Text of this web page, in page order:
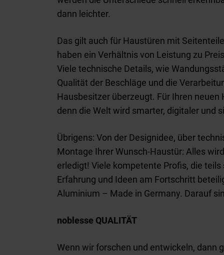
dann leichter.
Das gilt auch für Haustüren mit
haben ein Verhältnis von Leistung zu
Viele technische Details, wie
Qualität der Beschläge und die
Hausbesitzer überzeugt. Für Ihren
denn die Welt wird smarter, digitaler und
Übrigens: Von der Designidee, über
Montage Ihrer Wunsch-Haustür: Alles
erledigt! Viele kompetente Profis, die
Erfahrung und Ideen am Fortschritt
Aluminium – Made in Germany. Darauf
noblesse QUALITÄT
Wenn wir forschen und entwickeln, dann